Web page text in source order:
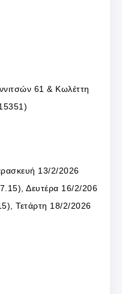
61 & Κωλέττη
13/2/2026
Δευτέρα 16/2/206
Τετάρτη 18/2/2026